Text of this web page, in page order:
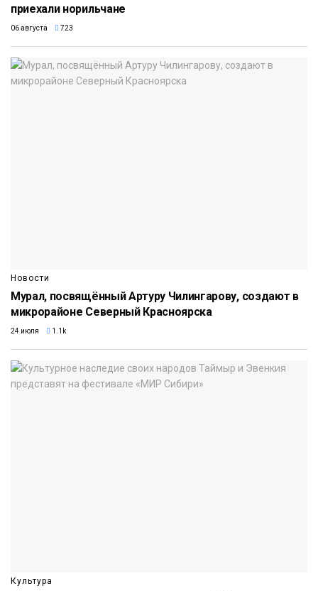
приехали норильчане
06 августа 723
Новости
Мурал, посвящённый Артуру Чилингарову, создают в
микрорайоне Северный Красноярска
24 июля 1.1k
Культура